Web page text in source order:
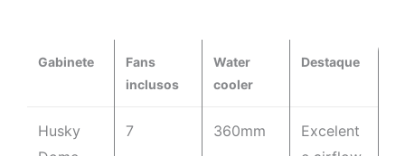
Gabinete
Fans
inclusos
Water
cooler
Destaque
Husky
7 360mm
Excelent